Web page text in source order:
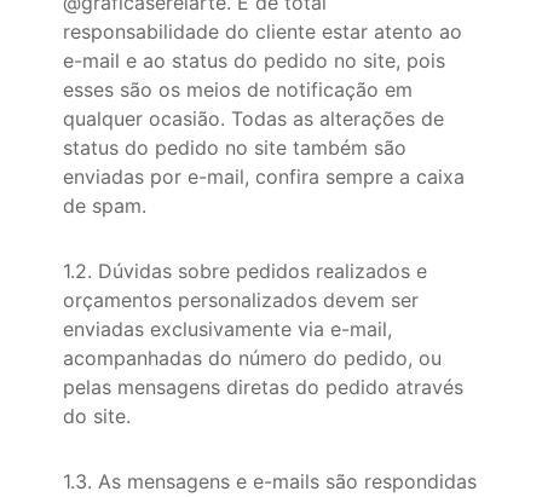
responsabilidade do cliente estar atento ao
e-mail e ao status do pedido no site, pois
esses são os meios de notificação em
qualquer ocasião. Todas as alterações de
status do pedido no site também são
enviadas por e-mail, confira sempre a caixa
de spam.
1.2. Dúvidas sobre pedidos realizados e
orçamentos personalizados devem ser
enviadas exclusivamente via e-mail,
acompanhadas do número do pedido, ou
pelas mensagens diretas do pedido através
do site.
1.3. As mensagens e e-mails são respondidas